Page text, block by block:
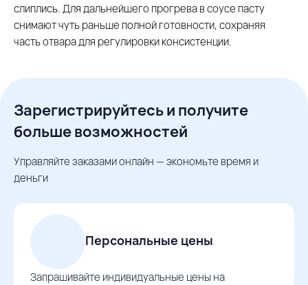
слиплись. Для дальнейшего прогрева в соусе пасту
снимают чуть раньше полной готовности, сохраняя
часть отвара для регулировки консистенции.
Зарегистрируйтесь и получите
больше возможностей
Управляйте заказами онлайн — экономьте время и
деньги
Персональные цены
Запрашивайте индивидуальные цены на